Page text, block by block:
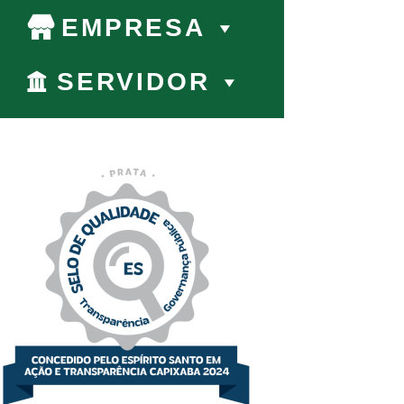
EMPRESA
SERVIDOR